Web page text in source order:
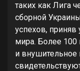
таких как Лига
сборной
успехов, приняв
мира. Более 100
и внушительное